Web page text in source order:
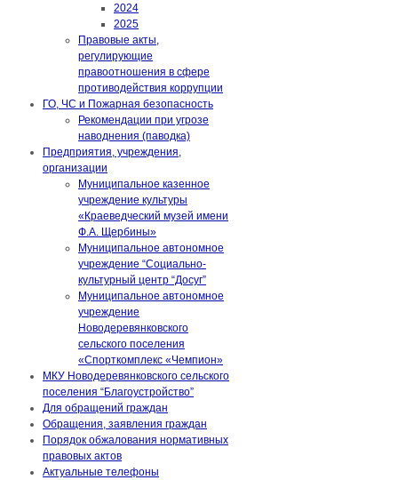
2024
2025
Правовые акты,
регулирующие
правоотношения в сфере
противодействия коррупции
ГО, ЧС и Пожарная безопасность
Рекомендации при угрозе
наводнения (паводка)
Предприятия, учреждения,
организации
Муниципальное казенное
учреждение культуры
«Краеведческий музей имени
Ф.А. Щербины»
Муниципальное автономное
учреждение “Социально-
культурный центр “Досуг”
Муниципальное автономное
учреждение
Новодеревянковского
сельского поселения
«Спорткомплекс «Чемпион»
МКУ Новодеревянковского сельского
поселения “Благоустройство”
Для обращений граждан
Обращения, заявления граждан
Порядок обжалования нормативных
правовых актов
Актуальные телефоны